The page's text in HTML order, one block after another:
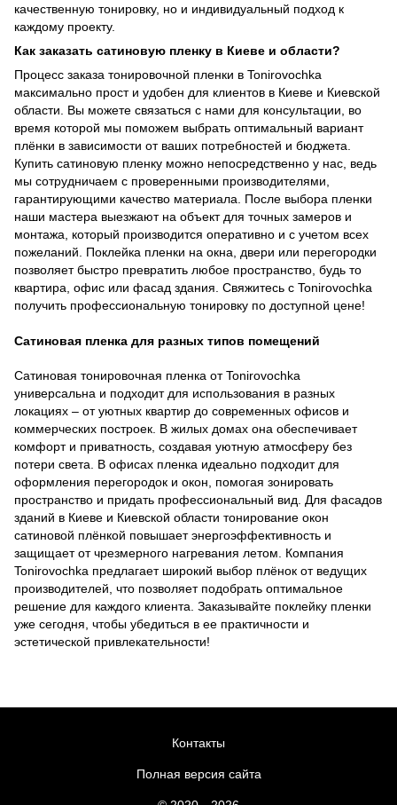
качественную тонировку, но и индивидуальный подход к
каждому проекту.
Как заказать сатиновую пленку в Киеве и области?
Процесс заказа тонировочной пленки в Tonirovochka
максимально прост и удобен для клиентов в Киеве и Киевской
области. Вы можете связаться с нами для консультации, во
время которой мы поможем выбрать оптимальный вариант
плёнки в зависимости от ваших потребностей и бюджета.
Купить сатиновую пленку можно непосредственно у нас, ведь
мы сотрудничаем с проверенными производителями,
гарантирующими качество материала. После выбора пленки
наши мастера выезжают на объект для точных замеров и
монтажа, который производится оперативно и с учетом всех
пожеланий. Поклейка пленки на окна, двери или перегородки
позволяет быстро превратить любое пространство, будь то
квартира, офис или фасад здания. Свяжитесь с Tonirovochka
получить профессиональную тонировку по доступной цене!
Сатиновая пленка для разных типов помещений
Сатиновая тонировочная пленка от Tonirovochka
универсальна и подходит для использования в разных
локациях – от уютных квартир до современных офисов и
коммерческих построек. В жилых домах она обеспечивает
комфорт и приватность, создавая уютную атмосферу без
потери света. В офисах пленка идеально подходит для
оформления перегородок и окон, помогая зонировать
пространство и придать профессиональный вид. Для фасадов
зданий в Киеве и Киевской области тонирование окон
сатиновой плёнкой повышает энергоэффективность и
защищает от чрезмерного нагревания летом. Компания
Tonirovochka предлагает широкий выбор плёнок от ведущих
производителей, что позволяет подобрать оптимальное
решение для каждого клиента. Заказывайте поклейку пленки
уже сегодня, чтобы убедиться в ее практичности и
эстетической привлекательности!
Контакты
Полная версия сайта